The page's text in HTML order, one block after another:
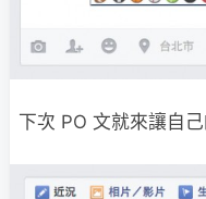
下次 PO 文就來讓自